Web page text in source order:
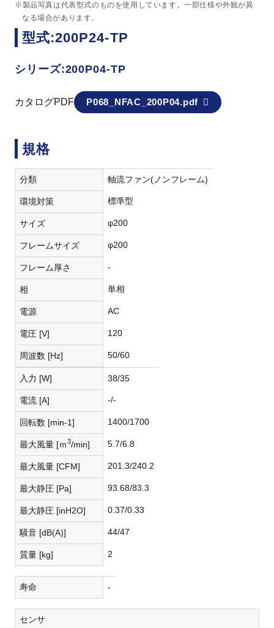
※製品写真は代表型式のものを使用しています。一部仕様や外観が異
なる場合があります。
型式:200P24-TP
シリーズ:200P04-TP
カタログPDF P068_NFAC_200P04.pdf
規格
分類 軸流ファン(ノンフレーム)
環境対策 標準型
サイズ φ200
フレームサイズ φ200
フレーム厚さ -
相 単相
電源 AC
電圧 [V] 120
周波数 [Hz] 50/60
入力 [W] 38/35
電流 [A] -/-
回転数 [min-1] 1400/1700
最大風量 [ｍ3/min] 5.7/6.8
最大風量 [CFM] 201.3/240.2
最大静圧 [Pa] 93.68/83.3
最大静圧 [inH2O] 0.37/0.33
騒音 [dB(A)] 44/47
質量 [kg] 2
寿命 -
センサ